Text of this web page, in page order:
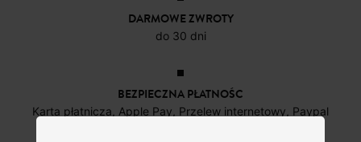
DARMOWE ZWROTY
do 30 dni
BEZPIECZNA PŁATNOŚC
Karta płatnicza, Apple Pay, Przelew internetowy, Paypal